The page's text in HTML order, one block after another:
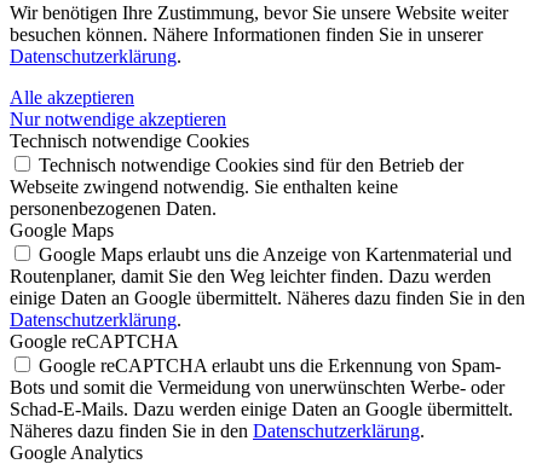
Wir benötigen Ihre Zustimmung, bevor Sie unsere Website weiter
besuchen können. Nähere Informationen finden Sie in unserer
Datenschutzerklärung.
Alle akzeptieren
Nur notwendige akzeptieren
Technisch notwendige Cookies
Technisch notwendige Cookies sind für den Betrieb der
Webseite zwingend notwendig. Sie enthalten keine
personenbezogenen Daten.
Google Maps
Google Maps erlaubt uns die Anzeige von Kartenmaterial und
Routenplaner, damit Sie den Weg leichter finden. Dazu werden
einige Daten an Google übermittelt. Näheres dazu finden Sie in den
Datenschutzerklärung.
Google reCAPTCHA
Google reCAPTCHA erlaubt uns die Erkennung von Spam-
Bots und somit die Vermeidung von unerwünschten Werbe- oder
Schad-E-Mails. Dazu werden einige Daten an Google übermittelt.
Näheres dazu finden Sie in den Datenschutzerklärung.
Google Analytics